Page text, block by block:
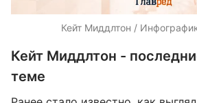
Кейт Миддлтон /
Кейт Миддлтон -
теме